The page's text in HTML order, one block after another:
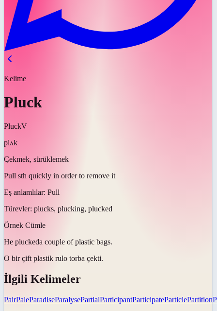
Kelime
Pluck
PluckV
plʌk
Çekmek, sürüklemek
Pull sth quickly in order to remove it
Eş anlamlılar: Pull
Türevler: plucks, plucking, plucked
Örnek Cümle
He pluckeda couple of plastic bags.
O bir çift plastik rulo torba çekti.
İlgili Kelimeler
PairPaleParadiseParalysePartialParticipantParticipateParticlePartition